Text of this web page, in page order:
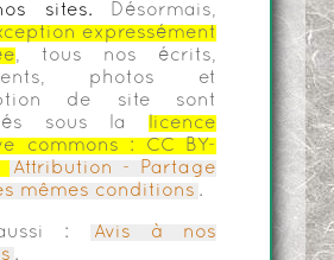
sites.
Désormais,
expressément
, tous nos écrits,
photos et
de site sont
sous la
licence
commons :
CC BY-
Attribution - Partage
mêmes conditions .
:
Avis à nos
.